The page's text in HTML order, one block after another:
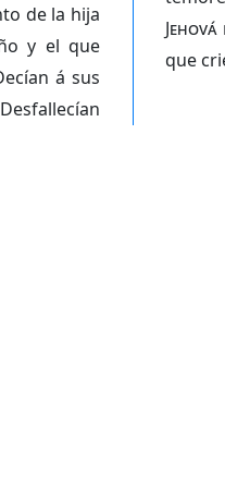
de la hija
y el que
á sus
Jehová
que